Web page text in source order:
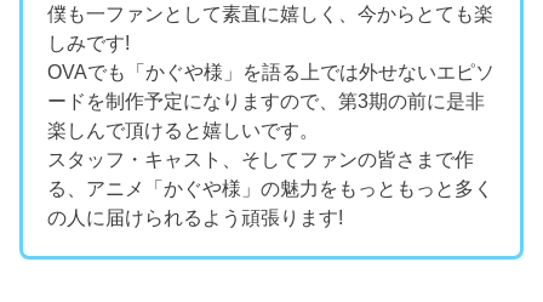
僕も一ファンとして素直に嬉しく、今からとても楽
しみです!
OVAでも「かぐや様」を語る上では外せないエピソ
ードを制作予定になりますので、第3期の前に是非
楽しんで頂けると嬉しいです。
スタッフ・キャスト、そしてファンの皆さまで作
る、アニメ「かぐや様」の魅力をもっともっと多く
の人に届けられるよう頑張ります!